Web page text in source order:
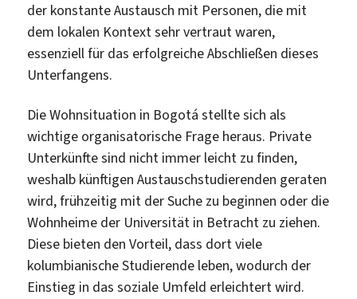
der konstante Austausch mit Personen, die mit
dem lokalen Kontext sehr vertraut waren,
essenziell für das erfolgreiche Abschließen dieses
Unterfangens.
Die Wohnsituation in Bogotá stellte sich als
wichtige organisatorische Frage heraus. Private
Unterkünfte sind nicht immer leicht zu finden,
weshalb künftigen Austauschstudierenden geraten
wird, frühzeitig mit der Suche zu beginnen oder die
Wohnheime der Universität in Betracht zu ziehen.
Diese bieten den Vorteil, dass dort viele
kolumbianische Studierende leben, wodurch der
Einstieg in das soziale Umfeld erleichtert wird.